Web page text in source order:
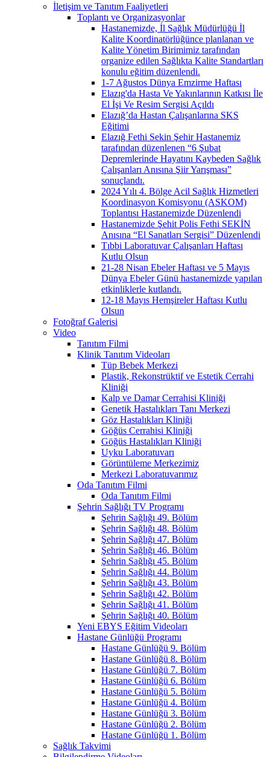
İletişim ve Tanıtım Faaliyetleri
Toplantı ve Organizasyonlar
Hastanemizde, İl Sağlık Müdürlüğü İl
Kalite Koordinatörlüğünce planlanan ve
Kalite Yönetim Birimimiz tarafından
organize edilen Sağlıkta Kalite Standartları
konulu eğitim düzenlendi.
1-7 Ağustos Dünya Emzirme Haftası
Elazıg'da Hasta Ve Yakınlarının Katkısı İle
El İşi Ve Resim Sergisi Açıldı
Elazığ’da Hastan Çalışanlarına SKS
Eğitimi
Elazığ Fethi Sekin Şehir Hastanemiz
tarafından düzenlenen “6 Şubat
Depremlerinde Hayatını Kaybeden Sağlık
Çalışanları Anısına Şiir Yarışması”
sonuçlandı.
2024 Yılı 4. Bölge Acil Sağlık Hizmetleri
Koordinasyon Komisyonu (ASKOM)
Toplantısı Hastanemizde Düzenlendi
Hastanemizde Şehit Polis Fethi SEKİN
Anısına “El Sanatları Sergisi” Düzenlendi
Tıbbi Laboratuvar Çalışanları Haftası
Kutlu Olsun
21-28 Nisan Ebeler Haftası ve 5 Mayıs
Dünya Ebeler Günü hastanemizde yapılan
etkinliklerle kutlandı.
12-18 Mayıs Hemşireler Haftası Kutlu
Olsun
Fotoğraf Galerisi
Video
Tanıtım Filmi
Klinik Tanıtım Videoları
Tüp Bebek Merkezi
Plastik, Rekonstrüktif ve Estetik Cerrahi
Kliniği
Kalp ve Damar Cerrahisi Kliniği
Genetik Hastalıkları Tanı Merkezi
Göz Hastalıkları Kliniği
Göğüs Cerrahisi Kliniği
Göğüs Hastalıkları Kliniği
Uyku Laboratuvarı
Görüntüleme Merkezimiz
Merkezi Laboratuvarımız
Oda Tanıtım Filmi
Oda Tanıtım Filmi
Şehrin Sağlığı TV Programı
Şehrin Sağlığı 49. Bölüm
Şehrin Sağlığı 48. Bölüm
Şehrin Sağlığı 47. Bölüm
Şehrin Sağlığı 46. Bölüm
Şehrin Sağlığı 45. Bölüm
Şehrin Sağlığı 44. Bölüm
Şehrin Sağlığı 43. Bölüm
Şehrin Sağlığı 42. Bölüm
Şehrin Sağlığı 41. Bölüm
Şehrin Sağlığı 40. Bölüm
Yeni EBYS Eğitim Videoları
Hastane Günlüğü Programı
Hastane Günlüğü 9. Bölüm
Hastane Günlüğü 8. Bölüm
Hastane Günlüğü 7. Bölüm
Hastane Günlüğü 6. Bölüm
Hastane Günlüğü 5. Bölüm
Hastane Günlüğü 4. Bölüm
Hastane Günlüğü 3. Bölüm
Hastane Günlüğü 2. Bölüm
Hastane Günlüğü 1. Bölüm
Sağlık Takvimi